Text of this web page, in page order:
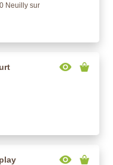
Neuilly sur